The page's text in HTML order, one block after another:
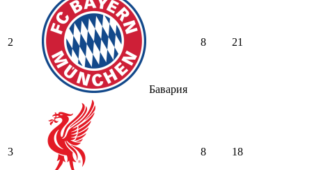
2
Бавария
8 21
3 8 18